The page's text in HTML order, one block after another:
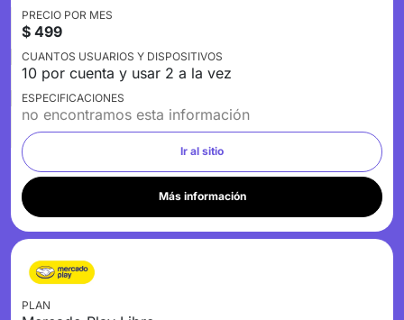
PRECIO POR MES
$ 499
CUANTOS USUARIOS Y DISPOSITIVOS
10 por cuenta y usar 2 a la vez
ESPECIFICACIONES
no encontramos esta información
Ir al sitio
Más información
PLAN